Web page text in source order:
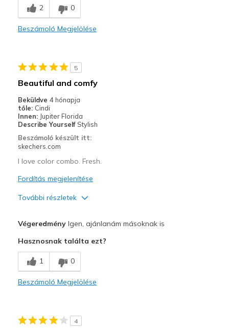
Durable
A little tight at toes
Legjobb használat
Casual Wear
Width
Feels too narrow
Sizing
View On Shoes
I'm Into Shoes
2 0
Beszámoló Megjelölése
5
Beautiful and comfy
Beküldve 4 hónapja
tőle: Cindi
Innen: Jupiter Florida
Describe Yourself Stylish
Beszámoló készült itt:
skechers.com
I love color combo. Fresh.
Fordítás megjelenítése
További részletek
Comfortable
Stylish
VégeredményIgen, ajánlanám másoknak is
Hasznosnak találta ezt?
1 0
Beszámoló Megjelölése
4